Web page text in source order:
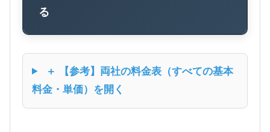
る
＋ 【参考】両社の料金表（すべての基本
料金・単価）を開く